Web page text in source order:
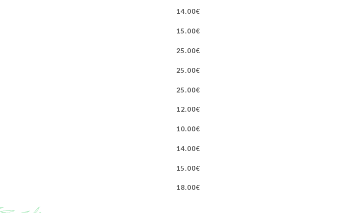
14.00€
15.00€
25.00€
25.00€
25.00€
12.00€
10.00€
14.00€
15.00€
18.00€